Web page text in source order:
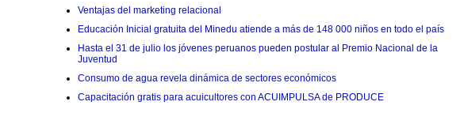
Ventajas del marketing relacional
Educación Inicial gratuita del Minedu atiende a más de 148 000 niños en todo el país
Hasta el 31 de julio los jóvenes peruanos pueden postular al Premio Nacional de la
Juventud
Consumo de agua revela dinámica de sectores económicos
Capacitación gratis para acuicultores con ACUIMPULSA de PRODUCE